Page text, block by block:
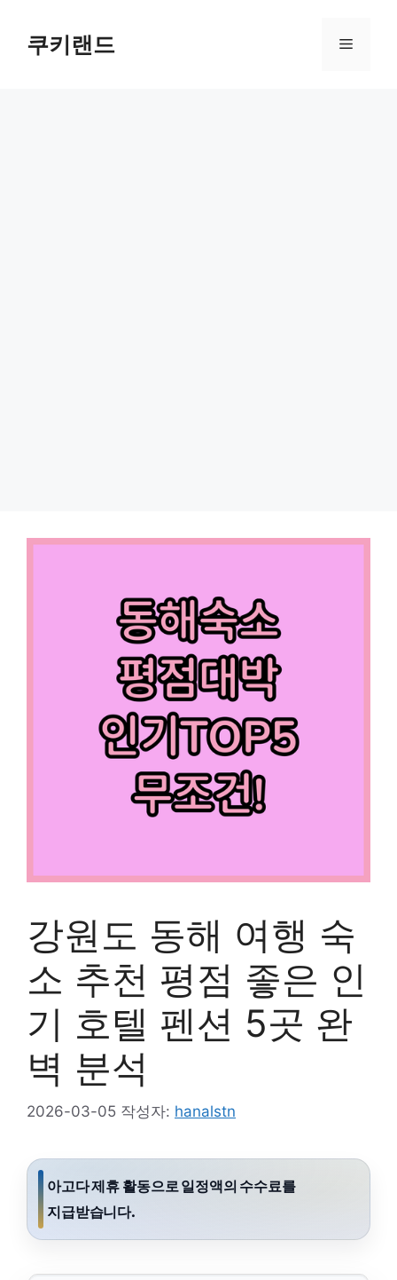
쿠키랜드 메
강원도 동해 여행 숙
소 추천 평점 좋은 인
기 호텔 펜션 5곳 완
벽 분석
2026-03-05 작성자: hanalstn
아고다 제휴 활동으로 일정액의 수수료를
지급받습니다.